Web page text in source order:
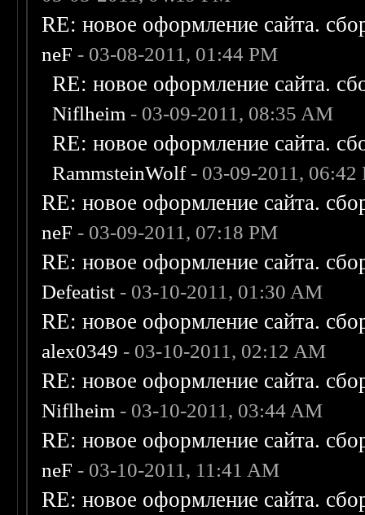
RE: новое оформление сайта.
neF - 03-08-2011, 01:44 PM
RE: новое оформление сайта.
Niflheim - 03-09-2011, 08:35 AM
RE: новое оформление сайта.
RammsteinWolf- 03-09-2011, 06:42
RE: новое оформление сайта.
neF - 03-09-2011, 07:18 PM
RE: новое оформление сайта.
Defeatist - 03-10-2011, 01:30 AM
RE: новое оформление сайта.
alex0349 - 03-10-2011, 02:12 AM
RE: новое оформление сайта.
Niflheim - 03-10-2011, 03:44 AM
RE: новое оформление сайта.
neF - 03-10-2011, 11:41 AM
RE: новое оформление сайта.